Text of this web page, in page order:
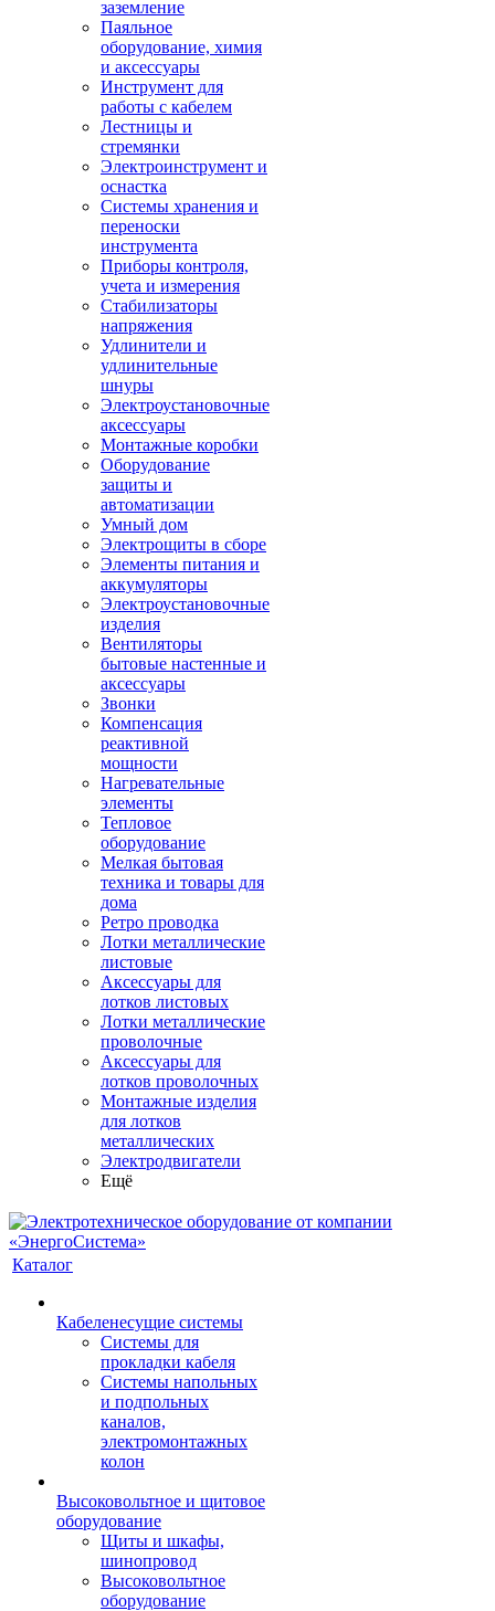
заземление
Паяльное
оборудование, химия
и аксессуары
Инструмент для
работы с кабелем
Лестницы и
стремянки
Электроинструмент и
оснастка
Системы хранения и
переноски
инструмента
Приборы контроля,
учета и измерения
Стабилизаторы
напряжения
Удлинители и
удлинительные
шнуры
Электроустановочные
аксессуары
Монтажные коробки
Оборудование
защиты и
автоматизации
Умный дом
Электрощиты в сборе
Элементы питания и
аккумуляторы
Электроустановочные
изделия
Вентиляторы
бытовые настенные и
аксессуары
Звонки
Компенсация
реактивной
мощности
Нагревательные
элементы
Тепловое
оборудование
Мелкая бытовая
техника и товары для
дома
Ретро проводка
Лотки металлические
листовые
Аксессуары для
лотков листовых
Лотки металлические
проволочные
Аксессуары для
лотков проволочных
Монтажные изделия
для лотков
металлических
Электродвигатели
Ещё
Каталог
Кабеленесущие системы
Системы для
прокладки кабеля
Системы напольных
и подпольных
каналов,
электромонтажных
колон
Высоковольтное и щитовое
оборудование
Щиты и шкафы,
шинопровод
Высоковольтное
оборудование